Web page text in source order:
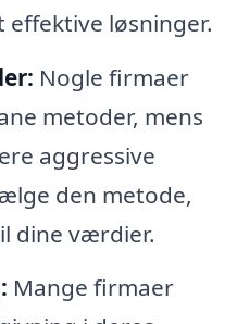
effektive løsninger.
Nogle firmaer
metoder, mens
aggressive
den metode,
dine værdier.
Mange firmaer